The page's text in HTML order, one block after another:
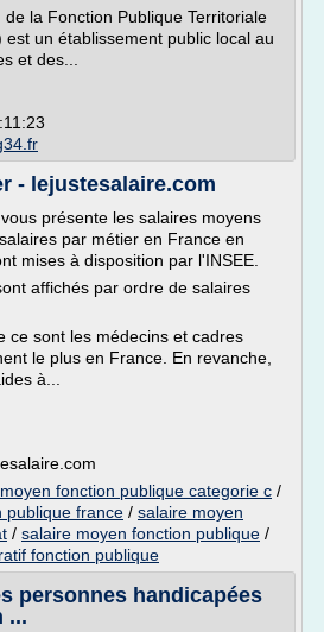
la Fonction Publique Territoriale
un établissement public local au
et des...
- lejustesalaire.com
présente les salaires moyens
par métier en France en
mises à disposition par l'INSEE.
affichés par ordre de salaires
ce sont les médecins et cadres
le plus en France. En revanche,
à...
fonction publique categorie c /
publique france / salaire moyen
/ salaire moyen fonction publique /
fonction publique
personnes handicapées
...